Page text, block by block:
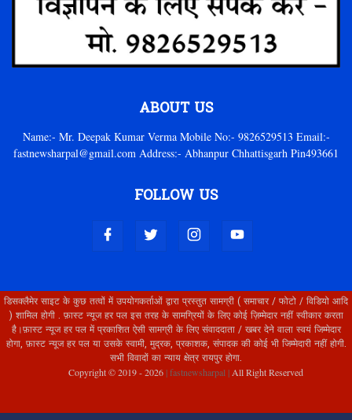
ABOUT US
Name:- Mr. Deepak Kumar Verma Mobile No:- 9826529513 Email:-
fastnewsharpal@gmail.com Address:- Abhanpur Chhattisgarh Pin493661
FOLLOW US
डिसक्लैमेर साइट के कुछ तत्वों में उपयोगकर्ताओं द्वारा प्रस्तुत सामग्री ( समाचार / फोटो / विडियो आदि
) शामिल होगी . फ़ास्ट न्यूज हर पल इस तरह के सामग्रियों के लिए कोई ज़िम्मेदार नहीं स्वीकार करता
है।फ़ास्ट न्यूज हर पल में प्रकाशित ऐसी सामग्री के लिए संवाददाता / खबर देने वाला स्वयं जिम्मेदार
होगा, फ़ास्ट न्यूज हर पल या उसके स्वामी, मुद्रक, प्रकाशक, संपादक की कोई भी जिम्मेदारी नहीं होगी.
सभी विवादों का न्याय क्षेत्र रायपुर होगा.
Copyright © 2019 -2026| fastnewsharpal |All Right Reserved